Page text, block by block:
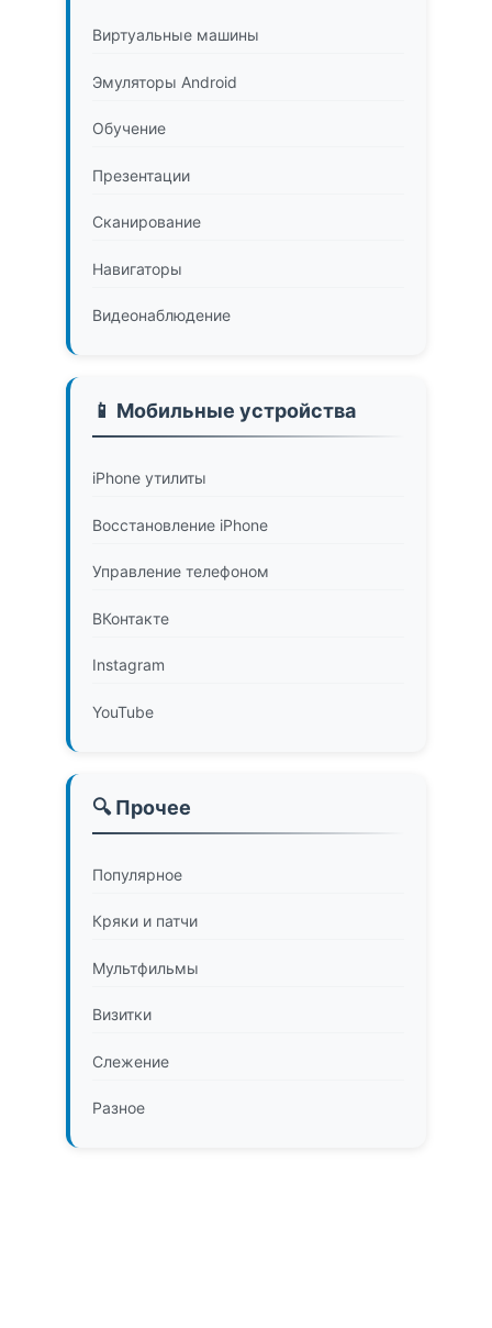
Виртуальные машины
Эмуляторы Android
Обучение
Презентации
Сканирование
Навигаторы
Видеонаблюдение
📱 Мобильные устройства
iPhone утилиты
Восстановление iPhone
Управление телефоном
ВКонтакте
Instagram
YouTube
🔍 Прочее
Популярное
Кряки и патчи
Мультфильмы
Визитки
Слежение
Разное